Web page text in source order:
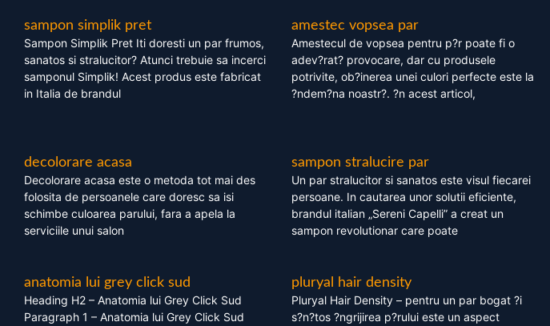
sampon simplik pret
Sampon Simplik Pret Iti doresti un par frumos,
sanatos si stralucitor? Atunci trebuie sa incerci
samponul Simplik! Acest produs este fabricat
in Italia de brandul
amestec vopsea par
Amestecul de vopsea pentru p?r poate fi o
adev?rat? provocare, dar cu produsele
potrivite, ob?inerea unei culori perfecte este la
?ndem?na noastr?. ?n acest articol,
decolorare acasa
Decolorare acasa este o metoda tot mai des
folosita de persoanele care doresc sa isi
schimbe culoarea parului, fara a apela la
serviciile unui salon
sampon stralucire par
Un par stralucitor si sanatos este visul fiecarei
persoane. In cautarea unor solutii eficiente,
brandul italian „Sereni Capelli” a creat un
sampon revolutionar care poate
anatomia lui grey click sud
Heading H2 – Anatomia lui Grey Click Sud
Paragraph 1 – Anatomia lui Grey Click Sud
pluryal hair density
Pluryal Hair Density – pentru un par bogat ?i
s?n?tos ?ngrijirea p?rului este un aspect